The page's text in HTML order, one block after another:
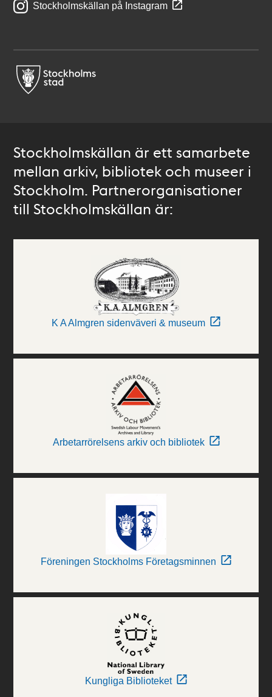
Stockholmskällan på Instagram
Stockholmskällan är ett samarbete
mellan arkiv, bibliotek och museer i
Stockholm. Partnerorganisationer
till Stockholmskällan är:
K A Almgren sidenväveri & museum
Arbetarrörelsens arkiv och bibliotek
Föreningen Stockholms Företagsminnen
Kungliga Biblioteket